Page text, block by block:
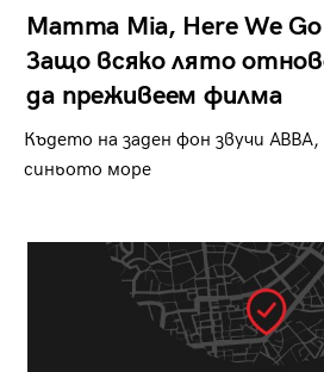
Mamma Mia, Here We
Защо всяко лято
да преживеем филма
Където на заден фон звучи
синьото море